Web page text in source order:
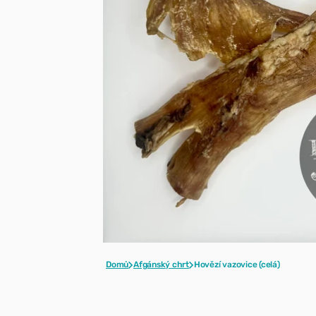
Domů Afgánský chrt Hovězí vazovice (celá)